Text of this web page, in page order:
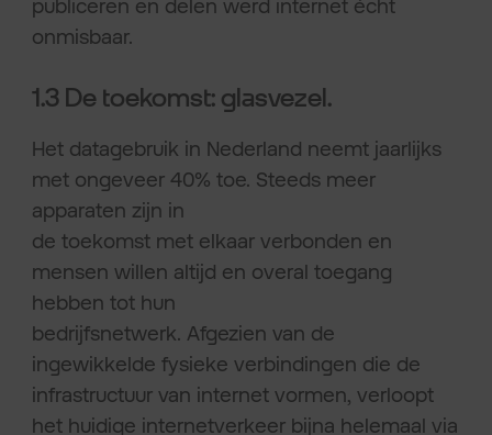
publiceren en delen werd internet écht
onmisbaar.
1.3 De toekomst: glasvezel.
Het datagebruik in Nederland neemt jaarlijks
met ongeveer 40% toe. Steeds meer
apparaten zijn in
de toekomst met elkaar verbonden en
mensen willen altijd en overal toegang
hebben tot hun
bedrijfsnetwerk. Afgezien van de
ingewikkelde fysieke verbindingen die de
infrastructuur van internet vormen, verloopt
het huidige internetverkeer bijna helemaal via